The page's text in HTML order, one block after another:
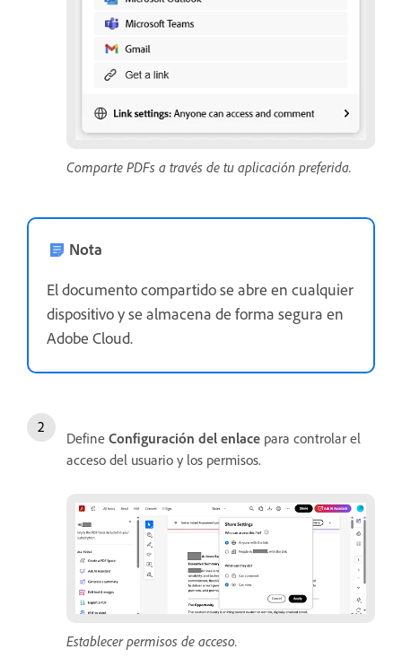
Comparte PDFs a través de tu aplicación preferida.
Nota
El documento compartido se abre en cualquier
dispositivo y se almacena de forma segura en
Adobe Cloud.
Define Configuración del enlace para controlar el
acceso del usuario y los permisos.
Establecer permisos de acceso.